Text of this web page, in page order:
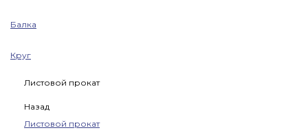
Балка
Круг
Листовой прокат
Назад
Листовой прокат